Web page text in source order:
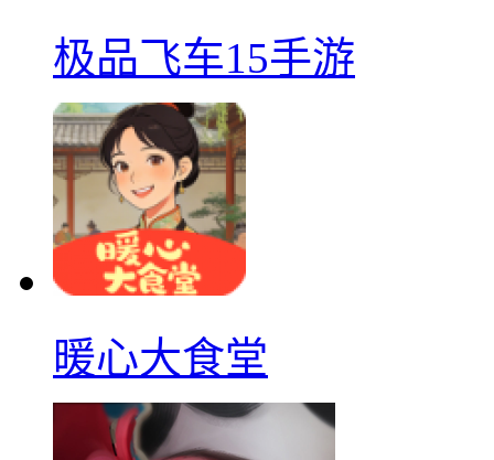
极品飞车15手游
暖心大食堂